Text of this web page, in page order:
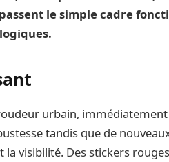
le simple cadre
urbain,
tandis que de
visibilité. Des stickers